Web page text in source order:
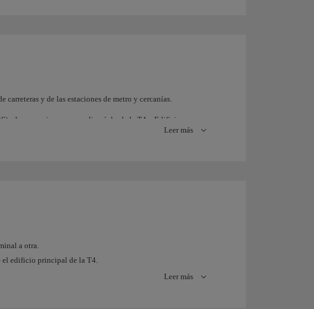
carreteras y de las estaciones de metro y cercanías.
el acceso siempre se realizará desde la T4 o Edificio
para taxis, 2 para autobuses y 1 para el resto de vehículos.
para taxis y 3 para vehículos privados.
Leer más
a otra.
el edificio principal de la T4.
Leer más